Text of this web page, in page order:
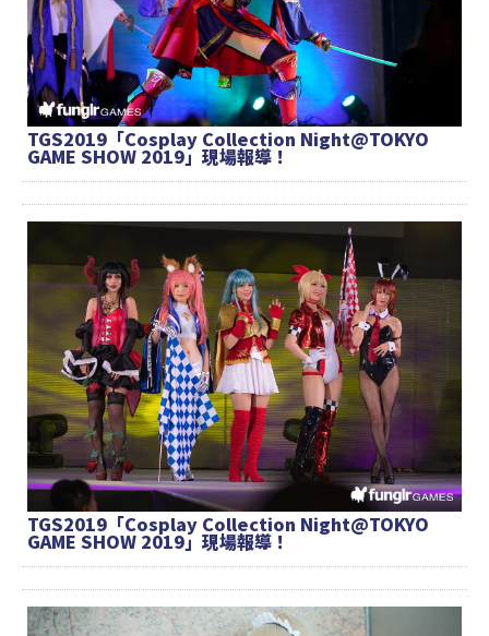
TGS2019「Cosplay Collection Night@TOKYO
GAME SHOW 2019」現場報導！
TGS2019「Cosplay Collection Night@TOKYO
GAME SHOW 2019」現場報導！